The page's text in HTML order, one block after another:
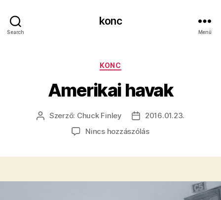
Search
konc
Menü
Kategóriák
KONC
Amerikai havak
Bejegyzés
Szerző: Chuck Finley
Bejegyzés
dátuma
2016.01.23.
Nincs hozzászólása(z)